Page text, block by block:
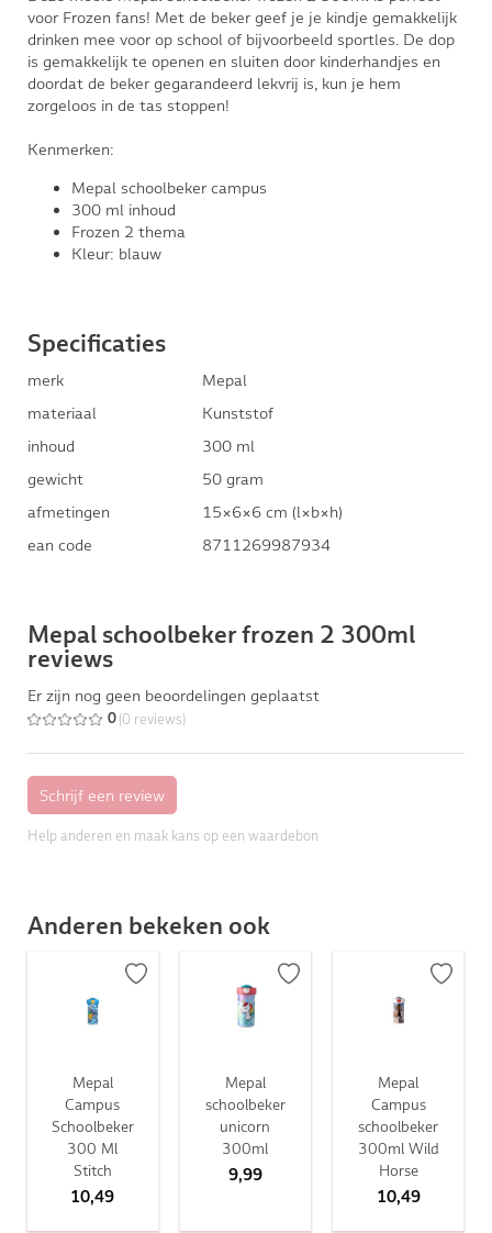
voor Frozen fans! Met de beker geef je je kindje gemakkelijk
drinken mee voor op school of bijvoorbeeld sportles. De dop
is gemakkelijk te openen en sluiten door kinderhandjes en
doordat de beker gegarandeerd lekvrij is, kun je hem
zorgeloos in de tas stoppen!
Kenmerken:
Mepal schoolbeker campus
300 ml inhoud
Frozen 2 thema
Kleur: blauw
Specificaties
merk
Mepal
materiaal
Kunststof
inhoud
300 ml
gewicht
50 gram
afmetingen
15×6×6 cm (l×b×h)
ean code
8711269987934
Mepal schoolbeker frozen 2 300ml
reviews
Er zijn nog geen beoordelingen geplaatst
0 (0 reviews)
Help anderen en maak kans op een waardebon
Anderen bekeken ook
Mepal
Campus
Schoolbeker
300 Ml
Stitch
10,49
Mepal
schoolbeker
unicorn
300ml
9,99
Mepal
Campus
schoolbeker
300ml Wild
Horse
10,49